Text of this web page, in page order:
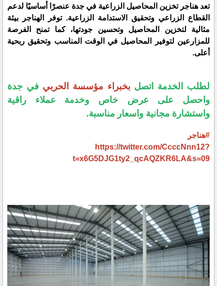
تعد هناجر تخزين المحاصيل الزراعية في جدة عنصرًا أساسيًا لدعم
القطاع الزراعي وتحقيق الاستدامة الزراعية. توفر الهناجر بيئة
مثالية لتخزين المحاصيل وتحسين جودتها، كما تمنح الفرصة
للمزارعين لتوفير المحاصيل في الوقت المناسب وتحقيق ربحية
أعلى.
لطلب الخدمة اتصلبخبراء مؤسسة الحربي في جدة
واحصل على عرض خاص وخدمة عملاء راقية
واستشارة مجانية واسعار مناسبة.
#هناجر
https://twitter.com/CcccNnn12?
t=x6G5DJG1ty2_qcAQZKR6LA&s=09